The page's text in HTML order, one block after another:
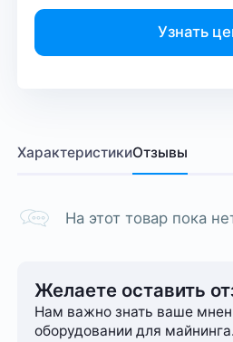
Узнать
ХарактеристикиОтзывы
На этот товар пока
Желаете оставить
Нам важно знать ваше
оборудовании для